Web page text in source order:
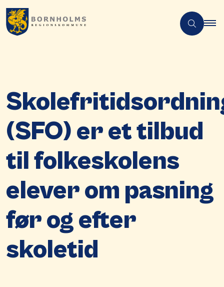
(SFO) er et tilbud
til folkeskolens
elever om pasning
før og efter
skoletid